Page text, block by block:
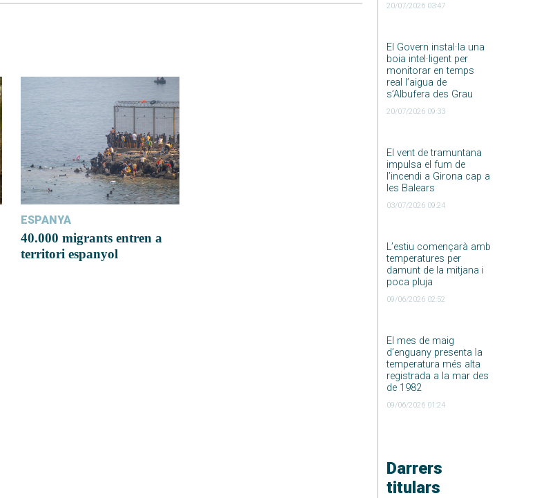
20/07/2026 03:47
El Govern instal·la una
boia intel·ligent per
monitorar en temps
real l’aigua de
s’Albufera des Grau
20/07/2026 09:33
El vent de tramuntana
impulsa el fum de
l’incendi a Girona cap a
les Balears
03/07/2026 09:24
L’estiu començarà amb
temperatures per
damunt de la mitjana i
poca pluja
09/06/2026 02:52
El mes de maig
d’enguany presenta la
temperatura més alta
registrada a la mar des
de 1982
09/06/2026 01:24
Darrers
titulars
ESPANYA
40.000 migrants entren a
territori espanyol